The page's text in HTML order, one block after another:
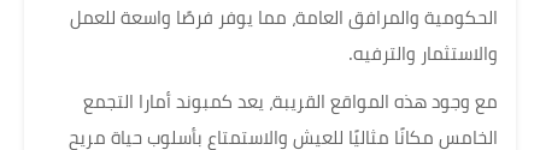
الحكومية والمرافق العامة، مما يوفر فرصًا واسعة للعمل
والاستثمار والترفيه.
مع وجود هذه المواقع القريبة، يعد كمبوند أمارا التجمع
الخامس مكانًا مثاليًا للعيش والاستمتاع بأسلوب حياة مريح